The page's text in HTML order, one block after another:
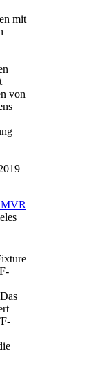
mit
von
MVR